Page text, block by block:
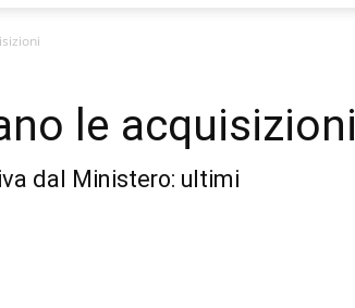
le acquisizioni
dal Ministero: ultimi